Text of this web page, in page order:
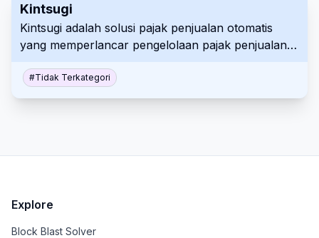
Kintsugi
Kintsugi adalah solusi pajak penjualan otomatis
yang memperlancar pengelolaan pajak penjualan
pelacakan nexus, pengajuan, dan pengiriman,
mengurangi kesalahan dan menghemat waktu.
#Tidak Terkategori
Explore
Block Blast Solver